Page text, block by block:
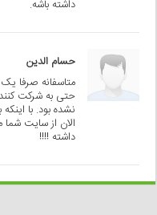
داشته باشه.
حسام الدین
متاسفانه صرفا
حتی به شرکت
نشده بود. با
الان از سایت
داشته !!!!